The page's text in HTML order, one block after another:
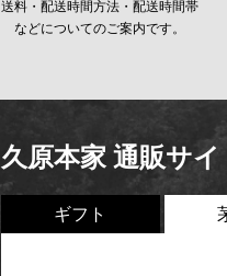
送料・配送時間方法・配送時間帯
などについてのご案内です。
久原本家 通販サイ
ギフト